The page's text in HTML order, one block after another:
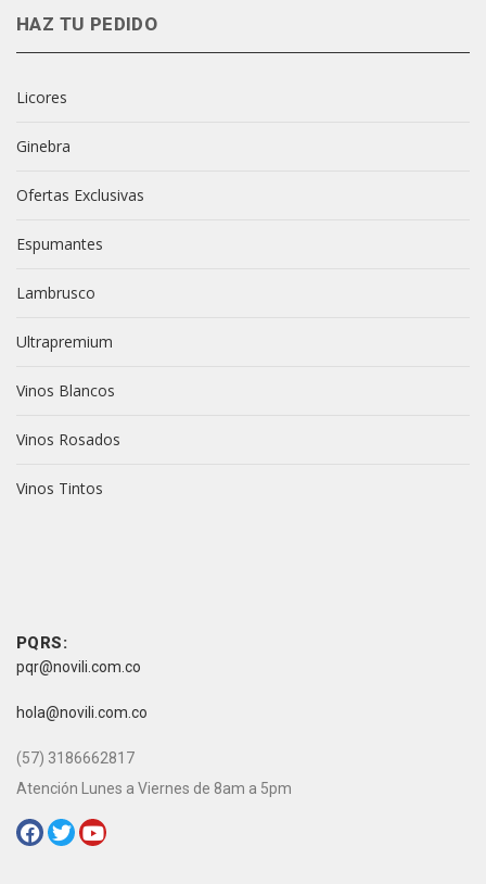
HAZ TU PEDIDO
Licores
Ginebra
Ofertas Exclusivas
Espumantes
Lambrusco
Ultrapremium
Vinos Blancos
Vinos Rosados
Vinos Tintos
PQRS:
pqr@novili.com.co
hola@novili.com.co
(57) 3186662817
Atención Lunes a Viernes de 8am a 5pm